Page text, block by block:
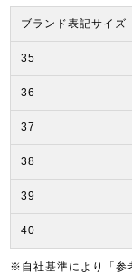
ブランド表記サイズ
35
36
37
38
39
40
※自社基準により「参